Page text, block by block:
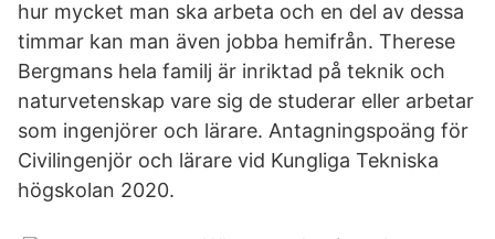
hur mycket man ska arbeta och en del av dessa
timmar kan man även jobba hemifrån. Therese
Bergmans hela familj är inriktad på teknik och
naturvetenskap vare sig de studerar eller arbetar
som ingenjörer och lärare. Antagningspoäng för
Civilingenjör och lärare vid Kungliga Tekniska
högskolan 2020.